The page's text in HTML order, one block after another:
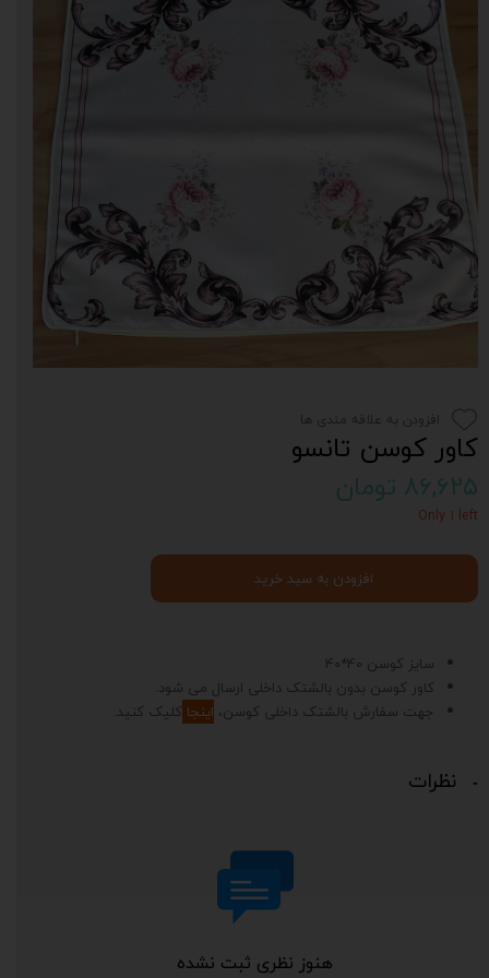
کاور کوسن تانسو
۸۶,۶۲۵ تومان
Only ۱ left
سایز کوسن 40*40
کاور کوسن بدون بالشتک داخلی ارسال می شود.
جهت سفارش بالشتک داخلی کوسن، اینجا کلیک کنید.
افزودن به سبد خرید
افزودن به علاقه مندی ها
نظرات
هنوز نظری ثبت نشده